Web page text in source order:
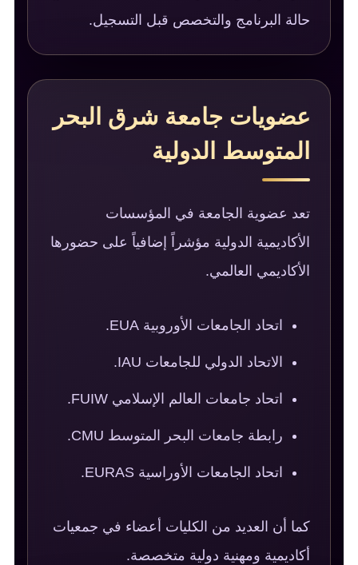
حالة البرنامج والتخصص قبل التسجيل.
عضويات جامعة شرق البحر
المتوسط الدولية
تعد عضوية الجامعة في المؤسسات
الأكاديمية الدولية مؤشراً إضافياً على حضورها
الأكاديمي العالمي.
اتحاد الجامعات الأوروبية EUA.
الاتحاد الدولي للجامعات IAU.
اتحاد جامعات العالم الإسلامي FUIW.
رابطة جامعات البحر المتوسط CMU.
اتحاد الجامعات الأوراسية EURAS.
كما أن العديد من الكليات أعضاء في جمعيات
أكاديمية ومهنية دولية متخصصة.